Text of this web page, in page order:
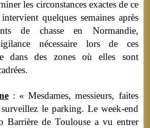
les circonstances exactes de ce
quelques semaines après
de chasse en Normandie,
nécessaire lors de ces
dans des zones où elles sont
: « Mesdames, messieurs, faites
le parking. Le week-end
Barrière de Toulouse a vu entrer